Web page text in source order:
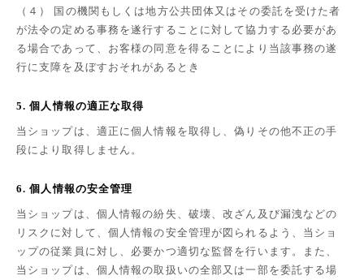
（４） 国の機関もしくは地方公共団体又はその委託を受けた者
が法令の定める事務を遂行することに対して協力する必要があ
る場合であって、お客様の同意を得ることにより当該事務の遂
行に支障を及ぼすおそれがあるとき
5. 個人情報の適正な取得
当ショップは、適正に個人情報を取得し、偽りその他不正の手
段により取得しません。
6. 個人情報の安全管理
当ショップは、個人情報の紛失、破壊、改ざん及び漏洩などの
リスクに対して、個人情報の安全管理が図られるよう、当ショ
ップの従業員に対し、必要かつ適切な監督を行います。また、
当ショップは、個人情報の取扱いの全部又は一部を委託する場